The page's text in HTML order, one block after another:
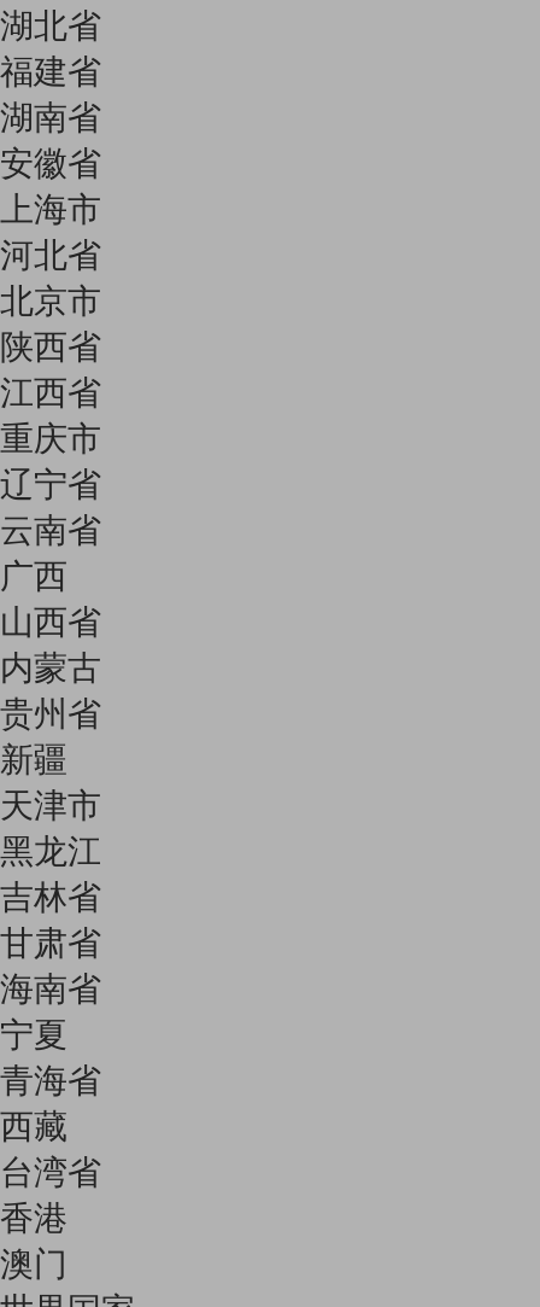
湖北省
福建省
湖南省
安徽省
上海市
河北省
北京市
陕西省
江西省
重庆市
辽宁省
云南省
广西
山西省
内蒙古
贵州省
新疆
天津市
黑龙江
吉林省
甘肃省
海南省
宁夏
青海省
西藏
台湾省
香港
澳门